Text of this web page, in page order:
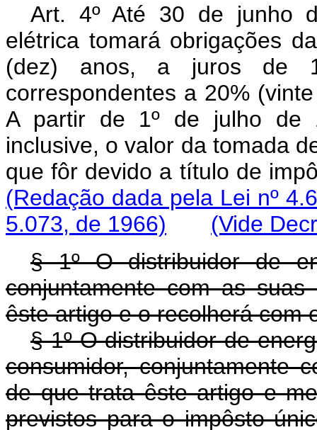
Art. 4º Até 30 de junho
elétrica tomará obrigações
(dez) anos, a juros de
correspondentes a 20%
A partir de 1º de julho de
inclusive, o valor da tomada
que fôr devido a título de
(Redação dada pela Lei nº
5.073, de 1966)
(Vide
§ 1º O distribuidor de
conjuntamente com as
êste artigo e o recolherá com
§ 1º O distribuidor de
consumidor, conjuntamente
de que trata êste artigo e
previstos para o impôsto